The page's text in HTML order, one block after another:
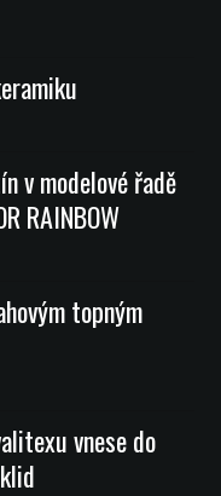
v modelové řadě
RAINBOW
topným
vnese do